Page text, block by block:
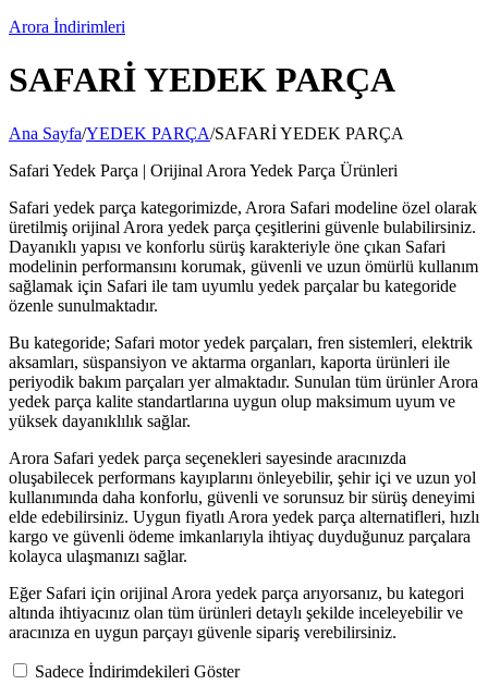
Arora İndirimleri
SAFARİ YEDEK PARÇA
Ana Sayfa/YEDEK PARÇA/SAFARİ YEDEK PARÇA
Safari Yedek Parça | Orijinal Arora Yedek Parça Ürünleri
Safari yedek parça kategorimizde, Arora Safari modeline özel olarak
üretilmiş orijinal Arora yedek parça çeşitlerini güvenle bulabilirsiniz.
Dayanıklı yapısı ve konforlu sürüş karakteriyle öne çıkan Safari
modelinin performansını korumak, güvenli ve uzun ömürlü kullanım
sağlamak için Safari ile tam uyumlu yedek parçalar bu kategoride
özenle sunulmaktadır.
Bu kategoride; Safari motor yedek parçaları, fren sistemleri, elektrik
aksamları, süspansiyon ve aktarma organları, kaporta ürünleri ile
periyodik bakım parçaları yer almaktadır. Sunulan tüm ürünler Arora
yedek parça kalite standartlarına uygun olup maksimum uyum ve
yüksek dayanıklılık sağlar.
Arora Safari yedek parça seçenekleri sayesinde aracınızda
oluşabilecek performans kayıplarını önleyebilir, şehir içi ve uzun yol
kullanımında daha konforlu, güvenli ve sorunsuz bir sürüş deneyimi
elde edebilirsiniz. Uygun fiyatlı Arora yedek parça alternatifleri, hızlı
kargo ve güvenli ödeme imkanlarıyla ihtiyaç duyduğunuz parçalara
kolayca ulaşmanızı sağlar.
Eğer Safari için orijinal Arora yedek parça arıyorsanız, bu kategori
altında ihtiyacınız olan tüm ürünleri detaylı şekilde inceleyebilir ve
aracınıza en uygun parçayı güvenle sipariş verebilirsiniz.
Sadece İndirimdekileri Göster